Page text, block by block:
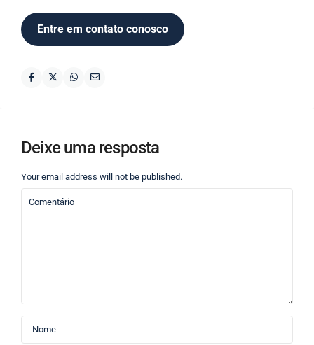
Entre em contato conosco
Deixe uma resposta
Your email address will not be published.